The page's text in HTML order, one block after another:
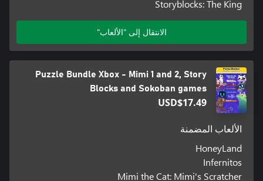
Storyblocks: The King
الانتقال إلى "الألعاب"
Puzzle Bundle Xbox - Mimi 1 and 2, Story
Blocks and Sokoban games
USD$17.49
الألعاب المضمنة
HoneyLand
Infernitos
Mimi the Cat: Mimi's Scratcher